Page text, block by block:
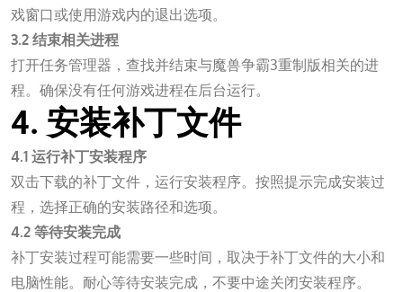
戏窗口或使用游戏内的退出选项。
3.2 结束相关进程
打开任务管理器，查找并结束与魔兽争霸3重制版相关的进
程。确保没有任何游戏进程在后台运行。
4. 安装补丁文件
4.1 运行补丁安装程序
双击下载的补丁文件，运行安装程序。按照提示完成安装过
程，选择正确的安装路径和选项。
4.2 等待安装完成
补丁安装过程可能需要一些时间，取决于补丁文件的大小和
电脑性能。耐心等待安装完成，不要中途关闭安装程序。